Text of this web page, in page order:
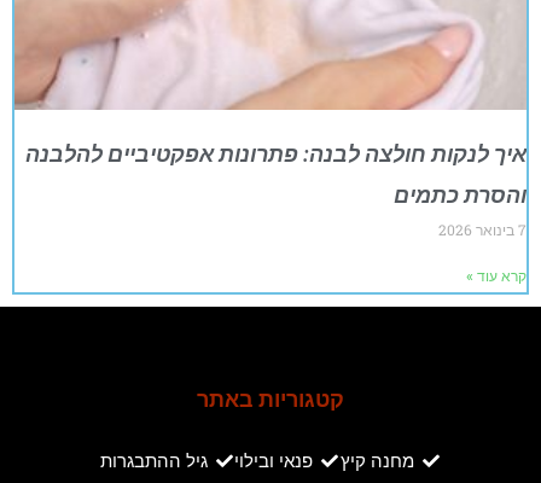
איך לנקות חולצה לבנה: פתרונות אפקטיביים להלבנה
והסרת כתמים
7 בינואר 2026
קרא עוד »
קטגוריות באתר
מחנה קיץ פנאי ובילוי
גיל ההתבגרות